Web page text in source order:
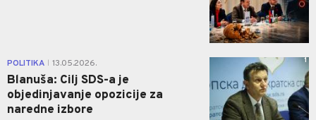
POLITIKA 13.05.2026.
Blanuša: Cilj SDS-a je
objedinjavanje opozicije za
naredne izbore
1